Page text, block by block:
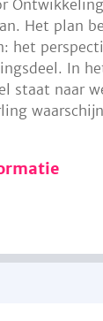
Het plan
het
In
staat naar